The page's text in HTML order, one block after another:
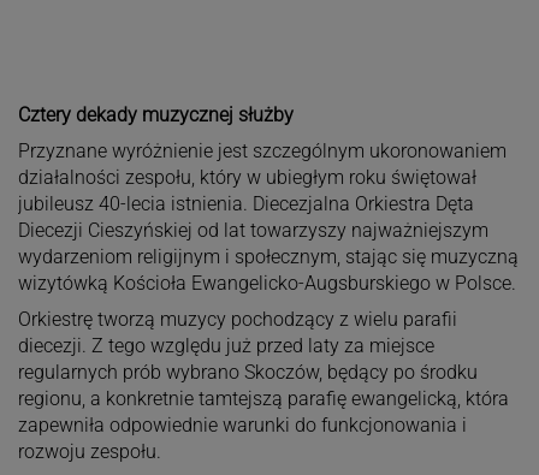
Cztery dekady muzycznej służby
Przyznane wyróżnienie jest szczególnym ukoronowaniem
działalności zespołu, który w ubiegłym roku świętował
jubileusz 40-lecia istnienia. Diecezjalna Orkiestra Dęta
Diecezji Cieszyńskiej od lat towarzyszy najważniejszym
wydarzeniom religijnym i społecznym, stając się muzyczną
wizytówką Kościoła Ewangelicko-Augsburskiego w Polsce.
Orkiestrę tworzą muzycy pochodzący z wielu parafii
diecezji. Z tego względu już przed laty za miejsce
regularnych prób wybrano Skoczów, będący po środku
regionu, a konkretnie tamtejszą parafię ewangelicką, która
zapewniła odpowiednie warunki do funkcjonowania i
rozwoju zespołu.